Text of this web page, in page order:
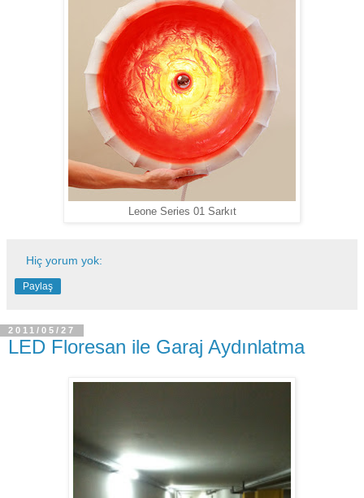
Leone Series 01 Sarkıt
Hiç yorum yok:
Paylaş
2011/05/27
LED Floresan ile Garaj Aydınlatma